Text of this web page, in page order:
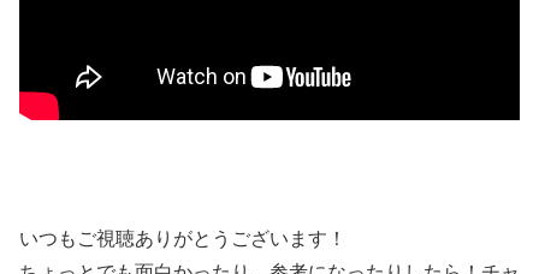
いつもご視聴ありがとうございます！